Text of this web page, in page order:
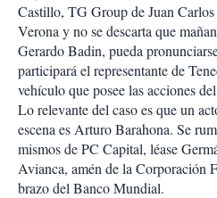
Castillo, TG Group de Juan
Verona y no se descarta que
Gerardo Badin, pueda
participará el representante de
vehículo que posee las acciones
Lo relevante del caso es que un
escena es Arturo Barahona. Se
mismos de PC Capital, léase
Avianca, amén de la Corporación
brazo del Banco Mundial.